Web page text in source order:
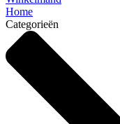
Home
Categorieën